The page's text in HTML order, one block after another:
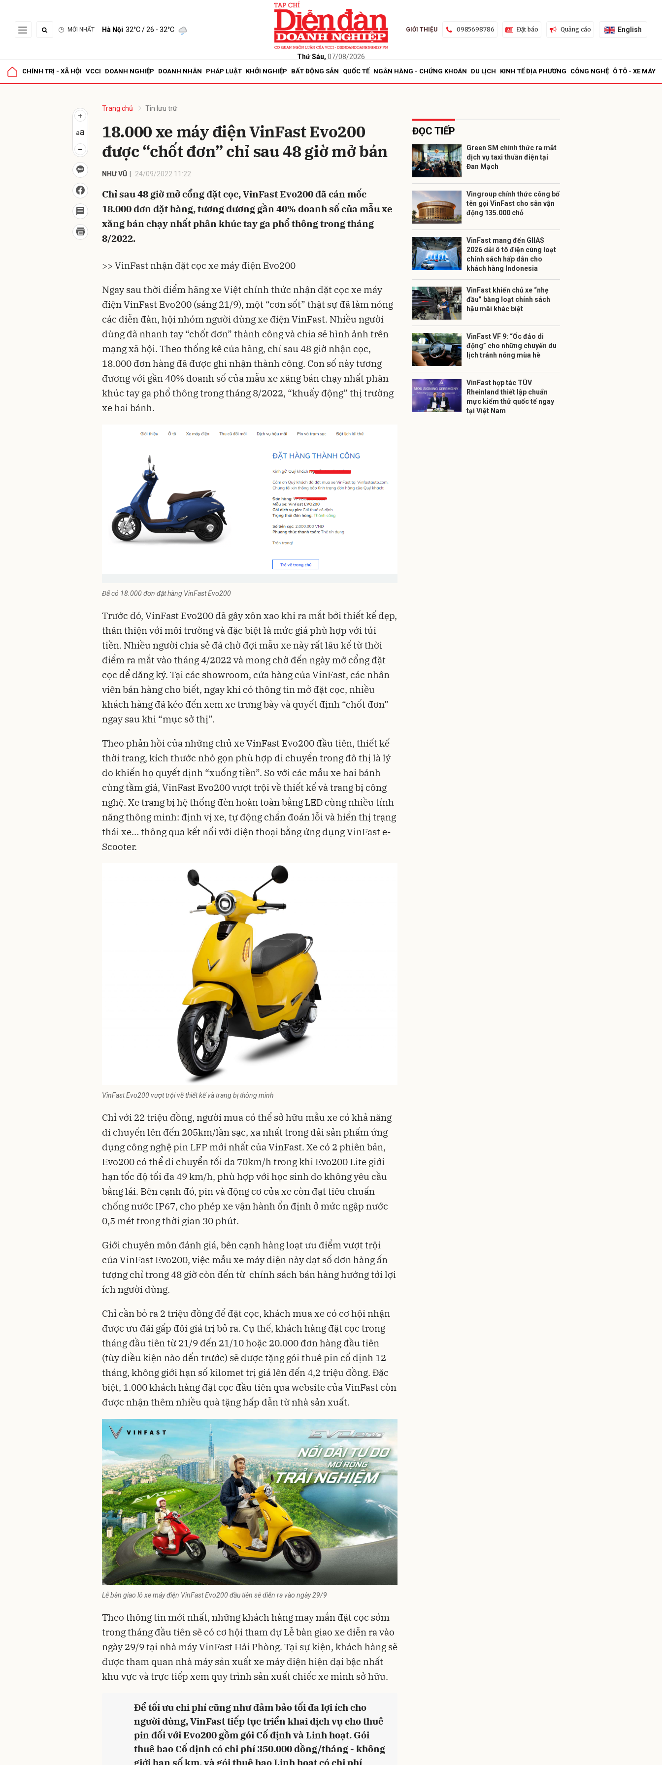
MỚI NHẤT Hà Nội 32°C/ 26 - 32°C
Thứ Sáu, 07/08/2026
GIỚI THIỆU 0985698786 Đặt báo Quảng cáo English
CHÍNH TRỊ - XÃ HỘI VCCI DOANH NGHIỆP DOANH NHÂN PHÁP LUẬT KHỞI NGHIỆP BẤT ĐỘNG SẢN QUỐC TẾ NGÂN HÀNG - CHỨNG KHOÁN DU LỊCH KINH TẾ ĐỊA PHƯƠNG CÔNG NGHỆ Ô TÔ - XE MÁY
Trang chủ Tin lưu trữ
18.000 xe máy điện VinFast Evo200
được “chốt đơn” chỉ sau 48 giờ mở bán
NHƯ VŨ 24/09/2022 11:22
Chỉ sau 48 giờ mở cổng đặt cọc, VinFast Evo200 đã cán mốc
18.000 đơn đặt hàng, tương đương gần 40% doanh số của mẫu xe
xăng bán chạy nhất phân khúc tay ga phổ thông trong tháng
8/2022.
>> VinFast nhận đặt cọc xe máy điện Evo200
Ngay sau thời điểm hãng xe Việt chính thức nhận đặt cọc xe máy
điện VinFast Evo200 (sáng 21/9), một “cơn sốt” thật sự đã làm nóng
các diễn đàn, hội nhóm người dùng xe điện VinFast. Nhiều người
dùng đã nhanh tay “chốt đơn” thành công và chia sẻ hình ảnh trên
mạng xã hội. Theo thống kê của hãng, chỉ sau 48 giờ nhận cọc,
18.000 đơn hàng đã được ghi nhận thành công. Con số này tương
đương với gần 40% doanh số của mẫu xe xăng bán chạy nhất phân
khúc tay ga phổ thông trong tháng 8/2022, “khuấy động” thị trường
xe hai bánh.
Đã có 18.000 đơn đặt hàng VinFast Evo200
Trước đó, VinFast Evo200 đã gây xôn xao khi ra mắt bởi thiết kế đẹp,
thân thiện với môi trường và đặc biệt là mức giá phù hợp với túi
tiền. Nhiều người chia sẻ đã chờ đợi mẫu xe này rất lâu kể từ thời
điểm ra mắt vào tháng 4/2022 và mong chờ đến ngày mở cổng đặt
cọc để đăng ký. Tại các showroom, cửa hàng của VinFast, các nhân
viên bán hàng cho biết, ngay khi có thông tin mở đặt cọc, nhiều
khách hàng đã kéo đến xem xe trưng bày và quyết định “chốt đơn”
ngay sau khi “mục sở thị”.
Theo phản hồi của những chủ xe VinFast Evo200 đầu tiên, thiết kế
thời trang, kích thước nhỏ gọn phù hợp di chuyển trong đô thị là lý
do khiến họ quyết định “xuống tiền”. So vớicác mẫu xehai bánh
cùng tầm giá, VinFast Evo200 vượt trội về thiết kế và trang bị công
nghệ. Xe trang bị hệ thống đèn hoàn toàn bằng LED cùng nhiều tính
năng thông minh: định vị xe, tự động chẩn đoán lỗi và hiển thị trạng
thái xe… thông qua kết nối với điện thoại bằng ứng dụng VinFast e-
Scooter.
VinFast Evo200 vượt trội về thiết kế và trang bị thông minh
Chỉ với 22 triệu đồng, người mua có thể sở hữu mẫu xe có khả năng
di chuyển lên đến 205km/lần sạc, xa nhất trong dải sản phẩm ứng
dụng công nghệ pin LFP mới nhất của VinFast. Xe có 2 phiên bản,
Evo200 có thể di chuyển tối đa 70km/h trong khi Evo200 Lite giới
hạn tốc độ tối đa 49 km/h, phù hợp với học sinh do không yêu cầu
bằng lái. Bên cạnh đó, pin và động cơ của xe còn đạt tiêu chuẩn
chống nước IP67, cho phép xe vận hành ổn định ở mức ngập nước
0,5 mét trong thời gian 30 phút.
Giới chuyên môn đánh giá, bên cạnh hàng loạt ưu điểm vượt trội
của VinFast Evo200, việc mẫu xe máy điện này đạt số đơn hàng ấn
tượng chỉ trong 48 giờ còn đến từ chính sách bán hàng hướng tới lợi
ích người dùng.
Chỉ cần bỏ ra 2 triệu đồng để đặt cọc, khách mua xe có cơ hội nhận
được ưu đãi gấp đôi giá trị bỏ ra. Cụ thể, khách hàng đặt cọc trong
tháng đầu tiên từ 21/9 đến 21/10 hoặc 20.000 đơn hàng đầu tiên
(tùy điều kiện nào đến trước) sẽ được tặng gói thuê pin cố định 12
tháng, không giới hạn số kilomet trị giá lên đến 4,2 triệu đồng. Đặc
biệt, 1.000 khách hàng đặt cọc đầu tiên qua website của VinFast còn
được nhận thêm nhiều quà tặng hấp dẫn từ nhà sản xuất.
Lễ bàn giao lô xe máy điện VinFast Evo200 đầu tiên sẽ diễn ra vào ngày 29/9
Theo thông tin mới nhất, những khách hàng may mắn đặt cọc sớm
trong tháng đầu tiên sẽ có cơ hội tham dự Lễ bàn giao xe diễn ra vào
ngày 29/9 tại nhà máy VinFast Hải Phòng. Tại sự kiện, khách hàng sẽ
được tham quan nhà máy sản xuất xe máy điện hiện đại bậc nhất
khu vực và trực tiếp xem quy trình sản xuất chiếc xe mình sở hữu.
Để tối ưu chi phí cũng như đảm bảo tối đa lợi ích cho
người dùng, VinFast tiếp tục triển khai dịch vụ cho thuê
pin đối với Evo200 gồm gói Cố định và Linh hoạt. Gói
thuê bao Cố định có chi phí 350.000 đồng/tháng - không
ĐỌC TIẾP
Green SM chính thức ra mắt
dịch vụ taxi thuần điện tại
Đan Mạch
Vingroup chính thức công bố
tên gọi VinFast cho sân vận
động 135.000 chỗ
VinFast mang đến GIIAS
2026 dải ô tô điện cùng loạt
chính sách hấp dẫn cho
khách hàng Indonesia
VinFast khiến chủ xe “nhẹ
đầu” bằng loạt chính sách
hậu mãi khác biệt
VinFast VF 9: “Ốc đảo di
động” cho những chuyến du
lịch tránh nóng mùa hè
VinFast hợp tác TÜV
Rheinland thiết lập chuẩn
mực kiểm thử quốc tế ngay
tại Việt Nam
Gửi